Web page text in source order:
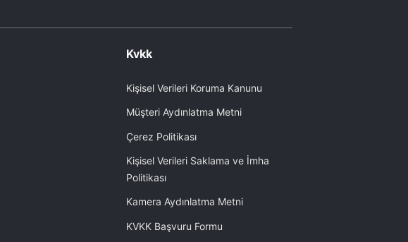
Kvkk
Kişisel Verileri Koruma Kanunu
Müşteri Aydınlatma Metni
Çerez Politikası
Kişisel Verileri Saklama ve İmha
Politikası
Kamera Aydınlatma Metni
KVKK Başvuru Formu